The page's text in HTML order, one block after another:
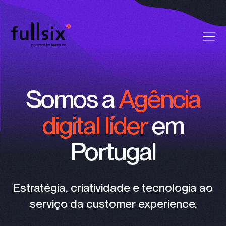
Quem Somos
Clientes
Serviços
Vagas
Contactos
Somos aAgência
digital líderem
Portugal
Estratégia, criatividade e tecnologia ao
serviço da customer experience.